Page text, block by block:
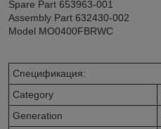
Spare Part 653963-001
Assembly Part 632430-002
Model MO0400FBRWC
Спецификация:
Category
Generation